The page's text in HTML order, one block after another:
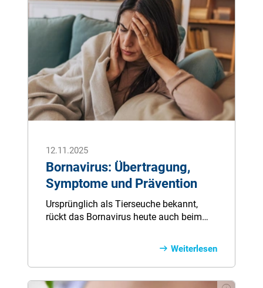
12.11.2025
Bornavirus: Übertragung,
Symptome und Prävention
Ursprünglich als Tierseuche bekannt,
rückt das Bornavirus heute auch beim
tödlichen Folgen. Erfahren Sie, was das
Virus so besonders macht, wie es
entdeckt wurde und warum es gerade in
bestimmten Regionen Deutschlands
Weiterlesen